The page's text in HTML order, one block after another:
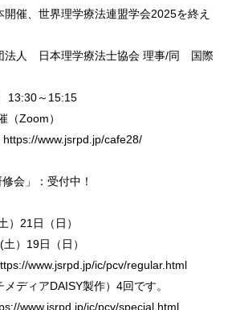
開催、世界理学療法連盟学会2025を終え
法人 日本理学療法士協会 理事/同 国際
13:30～15:15
Zoom）
www.jsrpd.jp/cafe28/
会」：受付中！
21日（日）
19日（日）
www.jsrpd.jp/ic/pcv/regular.html
メディアDAISY製作）4回です。
www.jsrpd.jp/ic/pcv/special.html